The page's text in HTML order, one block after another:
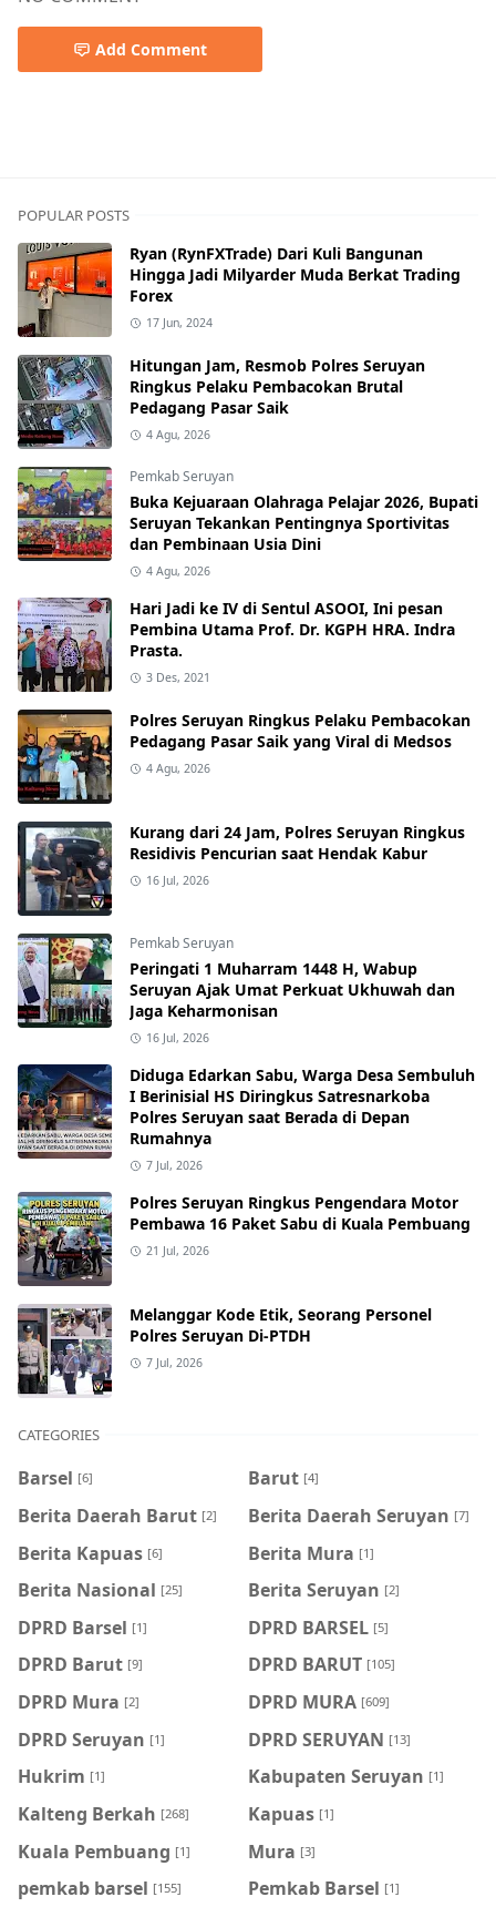
Add Comment
POPULAR POSTS
Ryan (RynFXTrade) Dari Kuli Bangunan
Hingga Jadi Milyarder Muda Berkat Trading
Forex
17 Jun, 2024
Hitungan Jam, Resmob Polres Seruyan
Ringkus Pelaku Pembacokan Brutal
Pedagang Pasar Saik
4 Agu, 2026
Pemkab Seruyan
Buka Kejuaraan Olahraga Pelajar 2026, Bupati
Seruyan Tekankan Pentingnya Sportivitas
dan Pembinaan Usia Dini
4 Agu, 2026
Hari Jadi ke IV di Sentul ASOOI, Ini pesan
Pembina Utama Prof. Dr. KGPH HRA. Indra
Prasta.
3 Des, 2021
Polres Seruyan Ringkus Pelaku Pembacokan
Pedagang Pasar Saik yang Viral di Medsos
4 Agu, 2026
Kurang dari 24 Jam, Polres Seruyan Ringkus
Residivis Pencurian saat Hendak Kabur
16 Jul, 2026
Pemkab Seruyan
Peringati 1 Muharram 1448 H, Wabup
Seruyan Ajak Umat Perkuat Ukhuwah dan
Jaga Keharmonisan
16 Jul, 2026
Diduga Edarkan Sabu, Warga Desa Sembuluh
I Berinisial HS Diringkus Satresnarkoba
Polres Seruyan saat Berada di Depan
Rumahnya
7 Jul, 2026
Polres Seruyan Ringkus Pengendara Motor
Pembawa 16 Paket Sabu di Kuala Pembuang
21 Jul, 2026
Melanggar Kode Etik, Seorang Personel
Polres Seruyan Di-PTDH
7 Jul, 2026
CATEGORIES
Barsel [6] Barut [4]
Berita Daerah Barut [2] Berita Daerah Seruyan [7]
Berita Kapuas [6] Berita Mura [1]
Berita Nasional [25] Berita Seruyan [2]
DPRD Barsel [1] DPRD BARSEL [5]
DPRD Barut [9] DPRD BARUT [105]
DPRD Mura [2] DPRD MURA [609]
DPRD Seruyan [1] DPRD SERUYAN [13]
Hukrim [1] Kabupaten Seruyan [1]
Kalteng Berkah [268] Kapuas [1]
Kuala Pembuang [1] Mura [3]
pemkab barsel [155] Pemkab Barsel [1]